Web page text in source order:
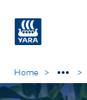
Home